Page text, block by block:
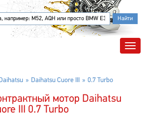
Daihatsu Cuore III 0.7 Turbo
мотор Daihatsu
III 0.7 Turbo